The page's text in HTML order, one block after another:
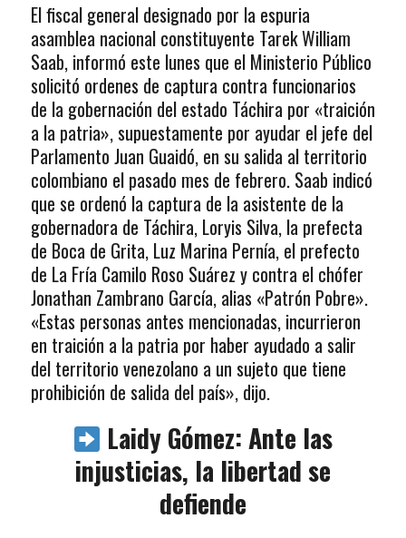
El fiscal general designado por la espuria
asamblea nacional constituyente Tarek William
Saab, informó este lunes que el Ministerio Público
solicitó ordenes de captura contra funcionarios
de la gobernación del estado Táchira por «traición
a la patria», supuestamente por ayudar el jefe del
Parlamento Juan Guaidó, en su salida al territorio
colombiano el pasado mes de febrero. Saab indicó
que se ordenó la captura de la asistente de la
gobernadora de Táchira, Loryis Silva, la prefecta
de Boca de Grita, Luz Marina Pernía, el prefecto
de La Fría Camilo Roso Suárez y contra el chófer
Jonathan Zambrano García, alias «Patrón Pobre».
«Estas personas antes mencionadas, incurrieron
en traición a la patria por haber ayudado a salir
del territorio venezolano a un sujeto que tiene
prohibición de salida del país», dijo.
Laidy Gómez: Ante las
injusticias, la libertad se
defiende